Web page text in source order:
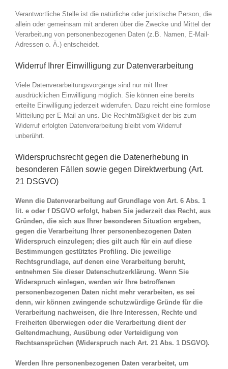
Verantwortliche Stelle ist die natürliche oder juristische Person, die
allein oder gemeinsam mit anderen über die Zwecke und Mittel der
Verarbeitung von personenbezogenen Daten (z.B. Namen, E-Mail-
Adressen o. Ä.) entscheidet.
Widerruf Ihrer Einwilligung zur Datenverarbeitung
Viele Datenverarbeitungsvorgänge sind nur mit Ihrer
ausdrücklichen Einwilligung möglich. Sie können eine bereits
erteilte Einwilligung jederzeit widerrufen. Dazu reicht eine formlose
Mitteilung per E-Mail an uns. Die Rechtmäßigkeit der bis zum
Widerruf erfolgten Datenverarbeitung bleibt vom Widerruf
unberührt.
Widerspruchsrecht gegen die Datenerhebung in
besonderen Fällen sowie gegen Direktwerbung (Art.
21 DSGVO)
Wenn die Datenverarbeitung auf Grundlage von Art. 6 Abs. 1
lit. e oder f DSGVO erfolgt, haben Sie jederzeit das Recht, aus
Gründen, die sich aus Ihrer besonderen Situation ergeben,
gegen die Verarbeitung Ihrer personenbezogenen Daten
Widerspruch einzulegen; dies gilt auch für ein auf diese
Bestimmungen gestütztes Profiling. Die jeweilige
Rechtsgrundlage, auf denen eine Verarbeitung beruht,
entnehmen Sie dieser Datenschutzerklärung. Wenn Sie
Widerspruch einlegen, werden wir Ihre betroffenen
personenbezogenen Daten nicht mehr verarbeiten, es sei
denn, wir können zwingende schutzwürdige Gründe für die
Verarbeitung nachweisen, die Ihre Interessen, Rechte und
Freiheiten überwiegen oder die Verarbeitung dient der
Geltendmachung, Ausübung oder Verteidigung von
Rechtsansprüchen (Widerspruch nach Art. 21 Abs. 1 DSGVO).
Werden Ihre personenbezogenen Daten verarbeitet, um